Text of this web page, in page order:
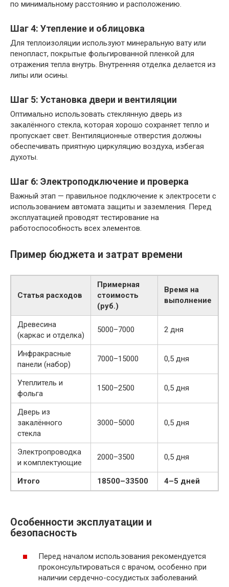
по минимальному расстоянию и расположению.
Шаг 4: Утепление и облицовка
Для теплоизоляции используют минеральную вату или
пенопласт, покрытые фольгированной пленкой для
отражения тепла внутрь. Внутренняя отделка делается из
липы или осины.
Шаг 5: Установка двери и вентиляции
Оптимально использовать стеклянную дверь из
закалённого стекла, которая хорошо сохраняет тепло и
пропускает свет. Вентиляционные отверстия должны
обеспечивать приятную циркуляцию воздуха, избегая
духоты.
Шаг 6: Электроподключение и проверка
Важный этап — правильное подключение к электросети с
использованием автомата защиты и заземления. Перед
эксплуатацией проводят тестирование на
работоспособность всех элементов.
Пример бюджета и затрат времени
Статья расходов
Примерная
стоимость
(руб.)
Время на
выполнение
Древесина
(каркас и отделка)
5000–7000 2 дня
Инфракрасные
панели (набор)
7000–15000 0,5 дня
Утеплитель и
фольга
1500–2500 0,5 дня
Дверь из
закалённого
стекла
3000–5000 0,5 дня
Электропроводка
и комплектующие
2000–3500 0,5 дня
Итого 18500–33500 4–5 дней
Особенности эксплуатации и
безопасность
Перед началом использования рекомендуется
проконсультироваться с врачом, особенно при
наличии сердечно-сосудистых заболеваний.